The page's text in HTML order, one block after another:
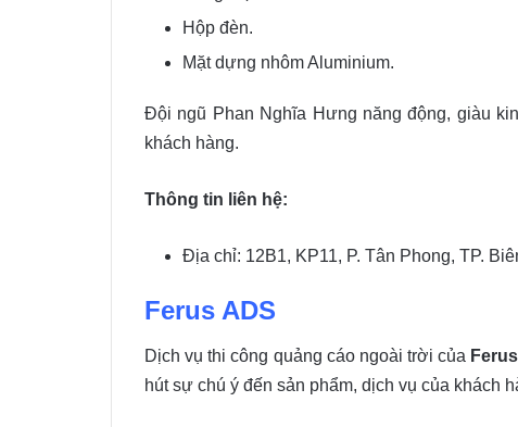
Hộp đèn.
Mặt dựng nhôm Aluminium.
Đội ngũ Phan Nghĩa Hưng năng động, giàu
khách hàng.
Thông tin liên hệ:
Địa chỉ: 12B1, KP11, P. Tân Phong, TP.
Ferus ADS
Dịch vụ thi công quảng cáo ngoài trời của
hút sự chú ý đến sản phẩm, dịch vụ của khách